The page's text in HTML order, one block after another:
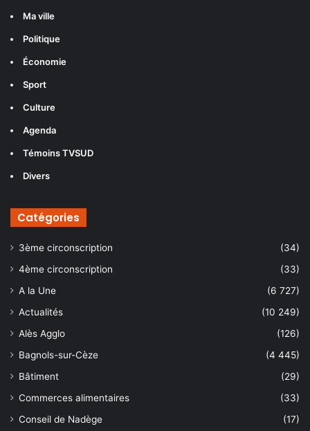
Ma ville
Politique
Économie
Sport
Culture
Agenda
Témoins TVSUD
Divers
Catégories
3ème circonscription
(34)
4ème circonscription
(33)
A la Une
(6 727)
Actualités
(10 249)
Alès Agglo
(126)
Bagnols-sur-Cèze
(4 445)
Bâtiment
(29)
Commerces alimentaires
(33)
Conseil de Nadège
(17)